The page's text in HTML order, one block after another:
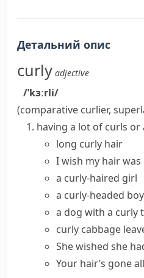
Детальний опис
curly adjective
/ˈkɜːrli/
(comparative curlier,
having a lot of curls or
long curly hair
I wish my hair was
a curly-haired girl
a curly-headed boy
a dog with a curly
curly cabbage
She wished she
Your hair’s gone